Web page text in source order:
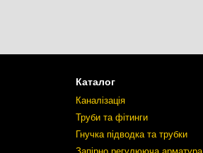
Каталог
Каналізація
Труби та фітинги
Гнучка підводка та трубки